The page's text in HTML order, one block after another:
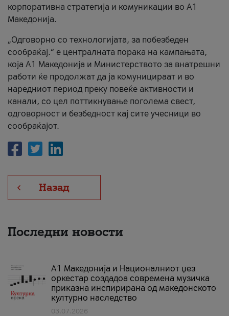
корпоративна стратегија и комуникации во А1
Македонија.
„Одговорно со технологијата, за побезбеден
сообраќај.“ е централната порака на кампањата,
која A1 Македонија и Министерството за внатрешни
работи ќе продолжат да ја комуницираат и во
наредниот период преку повеќе активности и
канали, со цел поттикнување поголема свест,
одговорност и безбедност кај сите учесници во
сообраќајот.
Назад
Последни новости
А1 Македонија и Националниот џез
оркестар создадоа современа музичка
приказна инспирирана од македонското
културно наследство
03.07.2026